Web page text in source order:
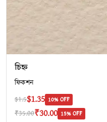
চিহ্ন
ফিকশন
$1.5$1.35 10% OFF
₹35.00₹30.00 15% OFF